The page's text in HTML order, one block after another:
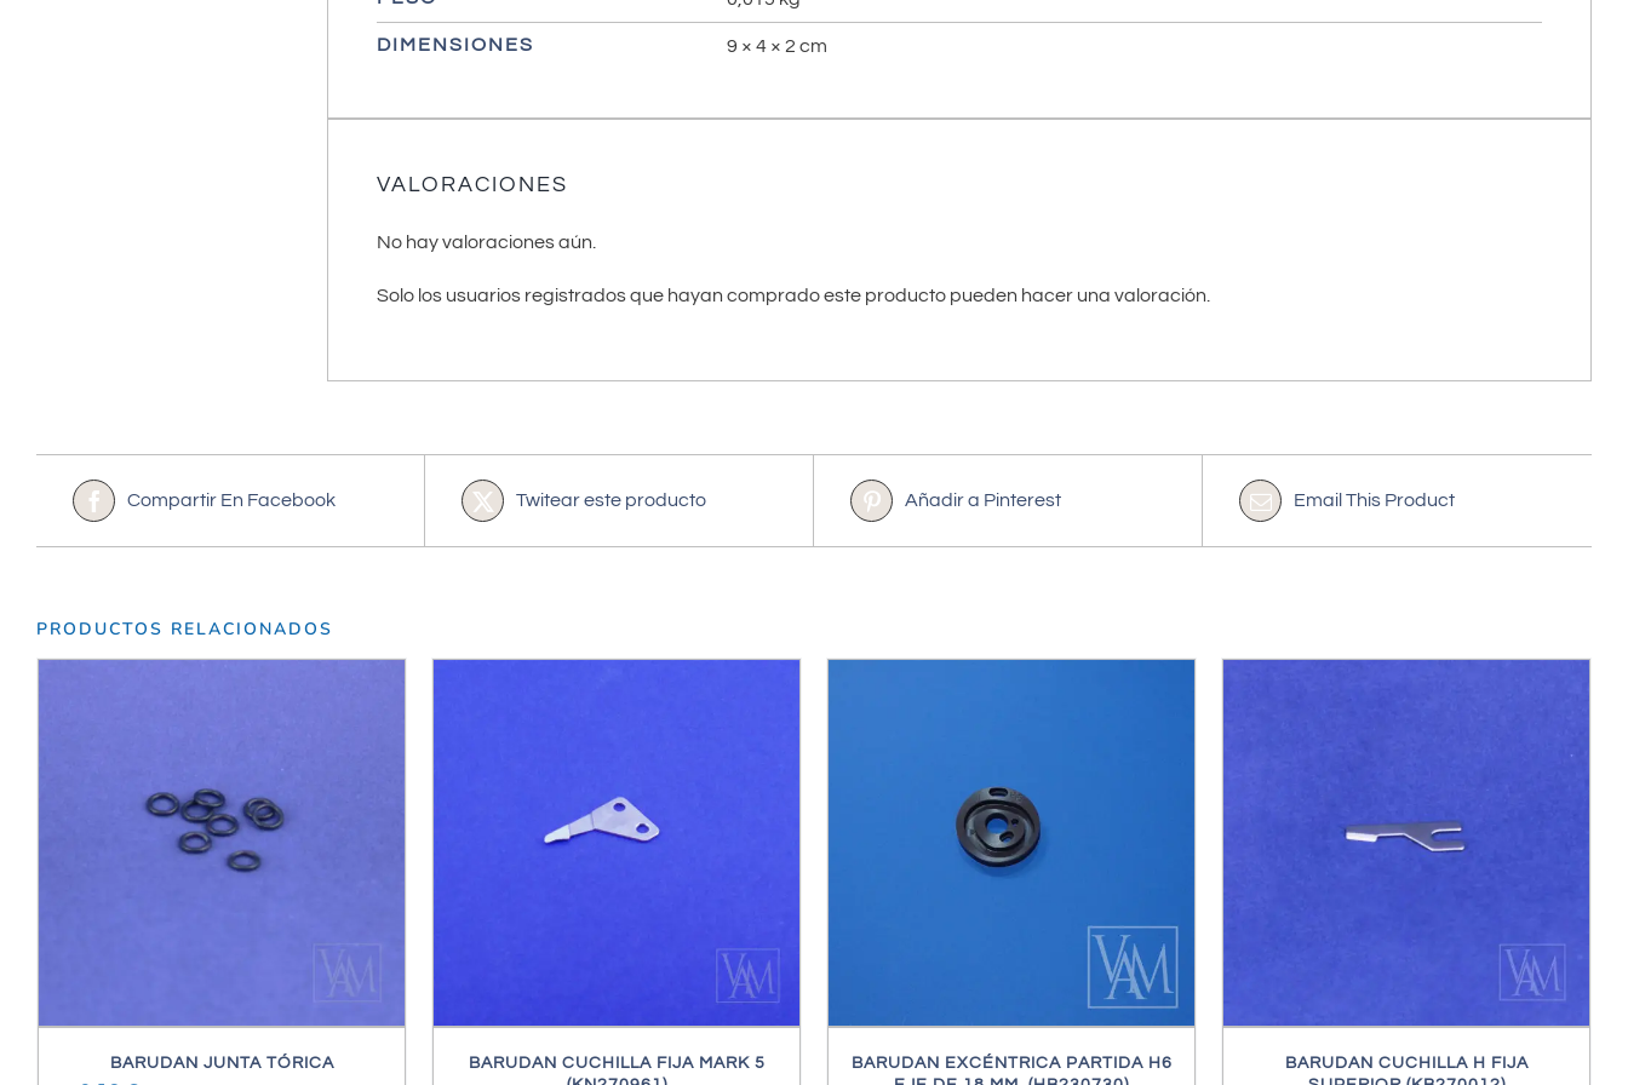
DIMENSIONES 9 × 4 × 2 cm
VALORACIONES
No hay valoraciones aún.
Solo los usuarios registrados que hayan comprado este producto pueden hacer una valoración.
Compartir En Facebook Twitear este producto Añadir a Pinterest Email This Product
PRODUCTOS RELACIONADOS
BARUDAN JUNTA TÓRICA
/ DETALLES
BARUDAN CUCHILLA FIJA MARK 5
DETALLES
BARUDAN EXCÉNTRICA PARTIDA H6
/ DETALLES
BARUDAN CUCHILLA H FIJA